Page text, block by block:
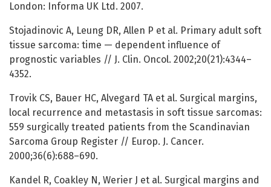
London: Informa UK Ltd. 2007.
Stojadinovic A, Leung DR, Allen P et al. Primary adult soft
tissue sarcoma: time — dependent influence of
prognostic variables // J. Clin. Oncol. 2002;20(21):4344–
4352.
Trovik CS, Bauer HC, Alvegard TA et al. Surgical margins,
local recurrence and metastasis in soft tissue sarcomas:
559 surgically treated patients from the Scandinavian
Sarcoma Group Register // Europ. J. Cancer.
2000;36(6):688–690.
Kandel R, Coakley N, Werier J et al. Surgical margins and